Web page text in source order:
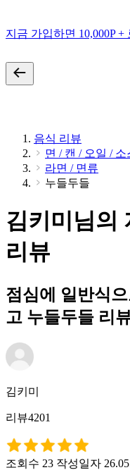
지금 가입하면 10,000P +
음식 리뷰
면 / 캔 / 오일 / 소
라면 / 면류
누들두들
김키미님의
리뷰
점심에 일반식
고 누들두들 리
김키미
리뷰4201
조회수 23 작성일자